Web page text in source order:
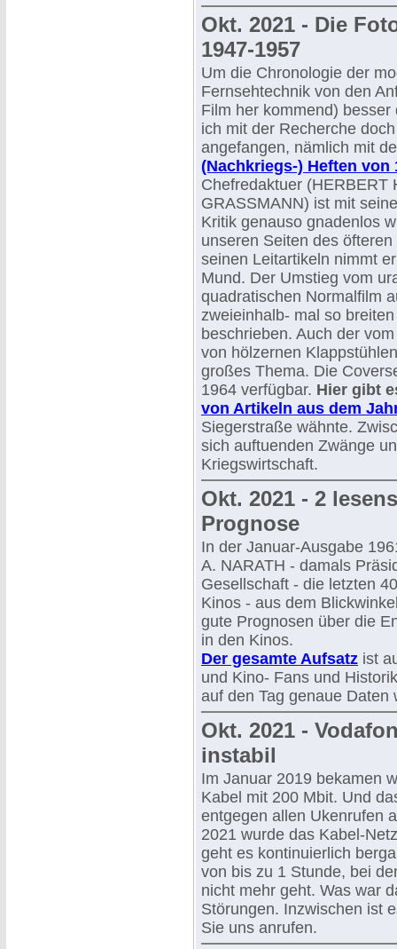
Okt. 2021 - Die
1947-1957
Um die Chronologie der
Fernsehtechnik von den
Film her kommend)
ich mit der Recherche
angefangen, nämlich mit
(Nachkriegs-) Heften von
Chefredaktuer (HERBERT
GRASSMANN) ist mit
Kritik genauso gnadenlos
unseren Seiten des
seinen Leitartikeln nimmt
Mund. Der Umstieg vom
quadratischen Normalfilm
zweieinhalb- mal so
beschrieben. Auch der
von hölzernen
großes Thema. Die
1964 verfügbar. Hier gibt
von Artikeln aus dem
Siegerstraße wähnte.
sich auftuenden Zwänge
Kriegswirtschaft.
Okt. 2021 - 2
Prognose
In der Januar-Ausgabe
A. NARATH - damals
Gesellschaft - die letzten
Kinos - aus dem
gute Prognosen über die
in den Kinos.
Der gesamte Aufsatz ist
und Kino- Fans und
auf den Tag genaue Daten
Okt. 2021 -
instabil
Im Januar 2019 bekamen
Kabel mit 200 Mbit. Und
entgegen allen Ukenrufen
2021 wurde das Kabel-
geht es kontinuierlich
von bis zu 1 Stunde, bei
nicht mehr geht. Was war
Störungen. Inzwischen ist
Sie uns anrufen.